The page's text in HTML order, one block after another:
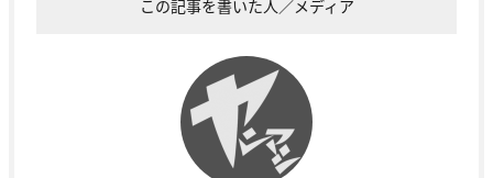
この記事を書いた人／メディア